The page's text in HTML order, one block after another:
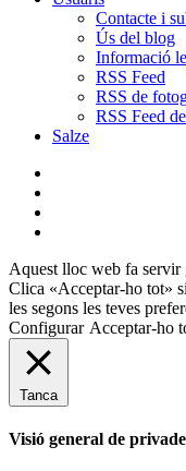
Contacte i
Ús del blog
Informació
RSS Feed
RSS de
RSS Feed
Salze
Aquest lloc web fa servir
Clica «Acceptar-ho tot»
les segons les teves
Configurar Acceptar-ho
Tanca
Visió general de